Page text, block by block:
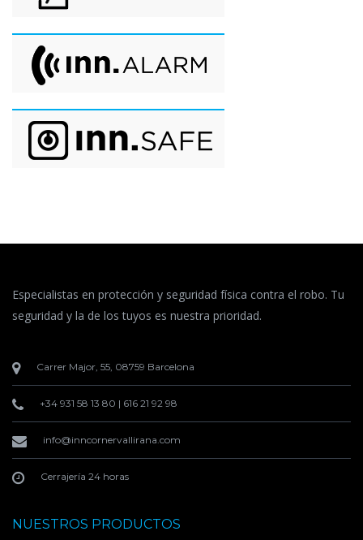
Especialistas en protección y seguridad física contra el robo. Tu
seguridad y la de los tuyos es nuestra prioridad.
Carrer Major, 55, 08759 Barcelona
+34 931 58 13 80 | 616 21 92 98
info@inncornervallirana.com
Cerrajería 24 horas
NUESTROS PRODUCTOS